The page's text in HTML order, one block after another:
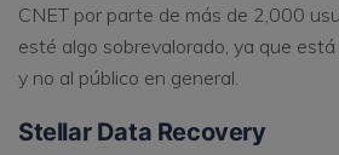
CNET por parte de más de 2,000
esté algo sobrevalorado, ya que
y no al público en general.
Stellar Data Recovery